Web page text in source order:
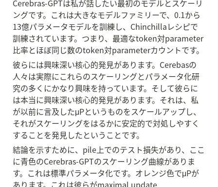
Cerebras-GPTは私が話したい最初のモデルとスケーリ
ングです。これは大きなモデルファミリーで、0.1から
13億パラメータモデルを訓練し、Chinchillaレシピで
訓練されています。つまり、最適なtoken対parameter
比率とほぼ同じ数のtoken対parameterカウントです。
彼らには興味深い核心的発見があります。Cerebasの
人々は実際にこれらのスケーリングとパラメータ化研
究の多くにかなり興味を持っています。そして彼らに
は本当に興味深い核心的発見があります。それは、私
が以前に言及したμPというものをスケールアップし、
それがスケーリングをはるかに安定的で対処しやすく
することを発見したということです。
結論を示すために、pile上でのテスト損失があり、ここ
に青色のCerebras-GPTのスケーリング曲線がありま
す。これは標準パラメータ化です。オレンジ色でμPが
あります。これは彼らがmaximal update